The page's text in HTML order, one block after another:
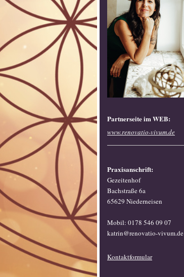
Partnerseite im WEB:
www.renovatio-vivum.de
Praxisanschrift:
Gezeitenhof
Bachstraße 6a
65629 Niederneisen
Mobil: 0178 546 09 07
katrin@renovatio-vivum.de
Kontaktformular